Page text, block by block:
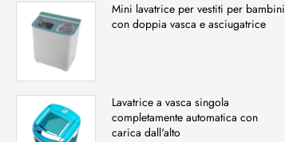
Mini lavatrice per vestiti per bambini
con doppia vasca e asciugatrice
Lavatrice a vasca singola
completamente automatica con
carica dall'alto